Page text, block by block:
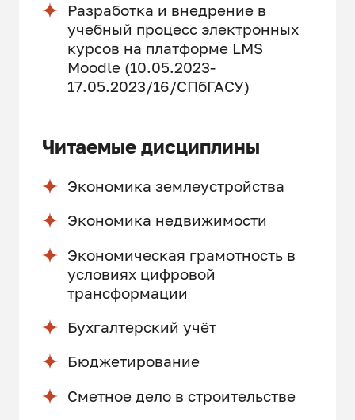
Разработка и внедрение в
учебный процесс электронных
курсов на платформе LMS
Moodle (10.05.2023-
17.05.2023/16/СПбГАСУ)
Читаемые дисциплины
Экономика землеустройства
Экономика недвижимости
Экономическая грамотность в
условиях цифровой
трансформации
Бухгалтерский учёт
Бюджетирование
Сметное дело в строительстве